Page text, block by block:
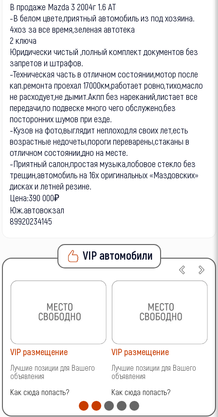
В продаже Mazda 3 2004г 1.6 AT
-В белом цвете,приятный автомобиль из под хозяина.
4хоз за все время,зеленая автотека
2 ключа
Юридически чистый ,полный комплект документов без
запретов и штрафов.
-Техническая часть в отличном состоянии,мотор после
кап.ремонта проехал 17000км,работает ровно,тихо,масло
не расходует,не дымит.Акпп без нареканий,листает все
передачи,по подвеске много чего обслужено,без
посторонних шумов при езде.
-Кузов на фото,выглядит неплоходля своих лет,есть
возрастные недочеты,пороги переварены,стаканы в
отличном состоянии,дно на месте.
-Приятный салон,простая музыка,лобовое стекло без
трещин,автомобиль на 16х оригинальных «Маздовских»
дисках и летней резине.
Цена:390 000₽
Юж.автовокзал
89920234145
VIP автомобили
VIP размещение
Лучшие позиции для Вашего
объявления
Как сюда попасть?
VIP размещение
Лучшие позиции для Вашего
объявления
Как сюда попасть?